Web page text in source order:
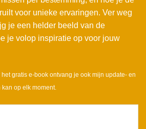
voor unieke ervaringen. Ver weg
je een helder beeld van de
je volop inspiratie op voor jouw
gratis e-book ontvang je ook mijn update- en
op elk moment.